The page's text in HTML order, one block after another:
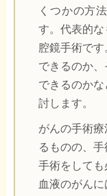
くつかの方
す。代表的
腔鏡手術で
できるのか
できるのか
討します。
がんの手術
るものの、手
手術をしても
血液のがん